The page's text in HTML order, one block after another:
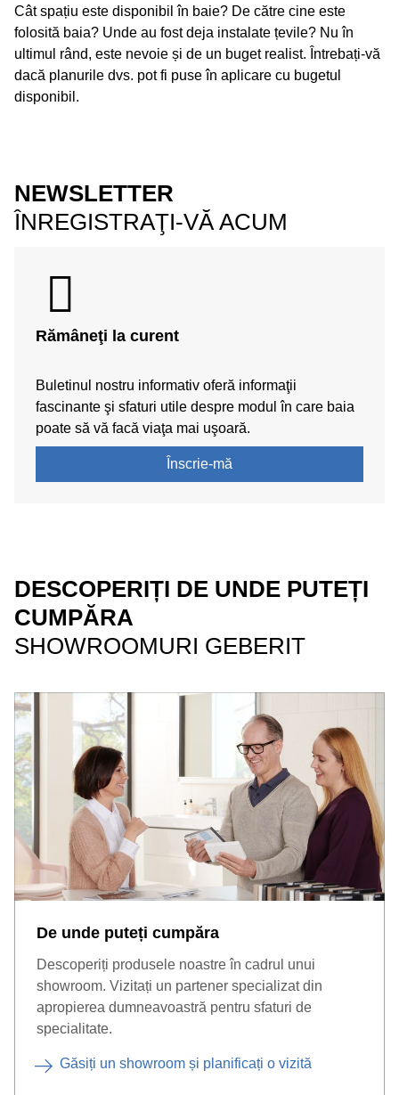
Cât spațiu este disponibil în baie? De către cine este
folosită baia? Unde au fost deja instalate țevile? Nu în
ultimul rând, este nevoie și de un buget realist. Întrebați-vă
dacă planurile dvs. pot fi puse în aplicare cu bugetul
disponibil.
NEWSLETTER
ÎNREGISTRAŢI-VĂ ACUM
Rămâneţi la curent
Buletinul nostru informativ oferă informaţii
fascinante şi sfaturi utile despre modul în care baia
poate să vă facă viaţa mai uşoară.
Înscrie-mă
DESCOPERIȚI DE UNDE PUTEȚI
CUMPĂRA
SHOWROOMURI GEBERIT
De unde puteți cumpăra
Descoperiți produsele noastre în cadrul unui
showroom. Vizitați un partener specializat din
apropierea dumneavoastră pentru sfaturi de
specialitate.
Găsiți un showroom și planificați o vizită